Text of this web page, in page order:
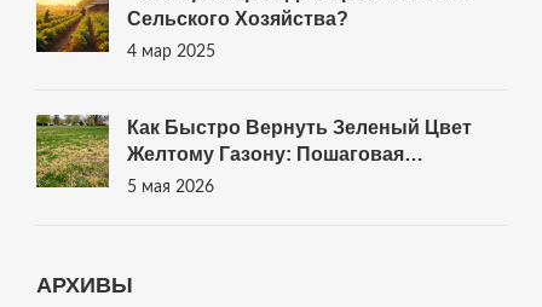
Сельского Хозяйства?
4 мар 2025
Как Быстро Вернуть Зеленый Цвет
Желтому Газону: Пошаговая
Инструкция И Причины Пожелтения
5 мая 2026
АРХИВЫ